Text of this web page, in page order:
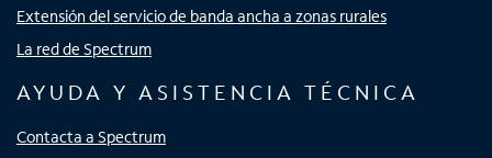
Extensión del servicio de banda ancha a zonas rurales
La red de Spectrum
AYUDA Y ASISTENCIA TÉCNICA
Contacta a Spectrum